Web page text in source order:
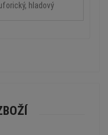
hladový